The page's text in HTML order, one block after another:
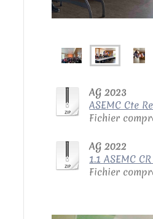
AG 2023
ASEMC Cte
Fichier
AG 2022
1.1 ASEMC
Fichier